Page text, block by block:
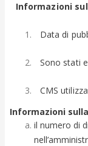
Informazioni
Data di
Sono stati
CMS
Informazioni
il numero di